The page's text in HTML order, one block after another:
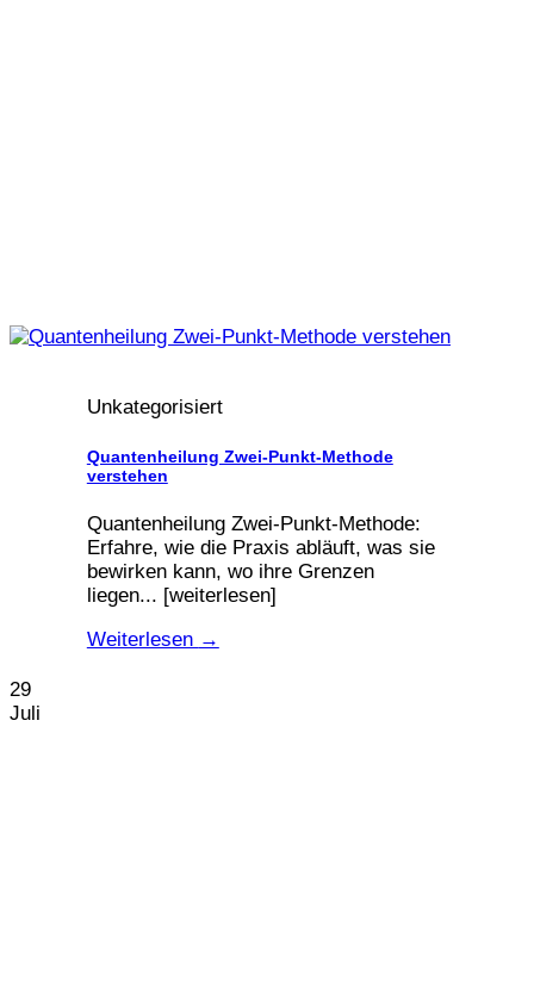
Unkategorisiert
Quantenheilung Zwei-Punkt-Methode
verstehen
Quantenheilung Zwei-Punkt-Methode:
Erfahre, wie die Praxis abläuft, was sie
bewirken kann, wo ihre Grenzen
liegen... [weiterlesen]
Weiterlesen →
29
Juli